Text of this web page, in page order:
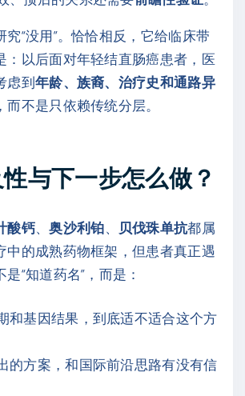
究“没用”。恰恰相反，它给临床带
：以后面对年轻结直肠癌患者，医
虑到年龄、族裔、治疗史和通路异
而不是只依赖传统分层。
与下一步怎么做？
酸钙、奥沙利铂、 贝伐珠单抗都属
中的成熟药物框架，但患者真正遇
“知道药名”，而是：
和基因结果，到底适不适合这个方
的方案，和国际前沿思路有没有信